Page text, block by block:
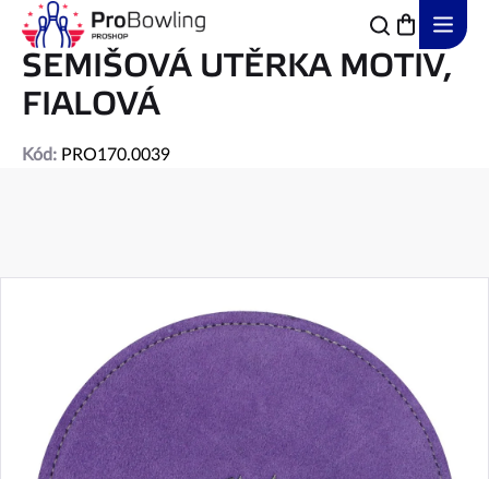
Přejít
obsah
SEMIŠOVÁ UTĚRKA MOTIV,
FIALOVÁ
Kód: PRO170.0039